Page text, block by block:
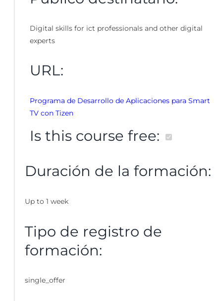
Digital skills for ict professionals and other digital
experts
URL:
Programa de Desarrollo de Aplicaciones para Smart
TV con Tizen
Is this course free:
Duración de la formación:
Up to 1 week
Tipo de registro de
formación:
single_offer